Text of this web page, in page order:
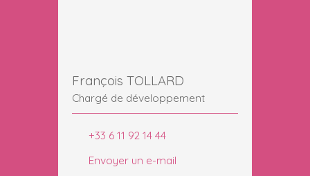
François TOLLARD
Chargé de développement
+33 6 11 92 14 44
Envoyer un e-mail